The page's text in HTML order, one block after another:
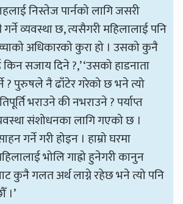
निस्तेज पार्नको लागि जसरी
व्यवस्था छ, त्यसैगरी महिलालाई पनि
अधिकारको कुरा हो । उसको कुनै
सजाय दिने ?,’ ‘उसको हाडनाता
? पुरुषले नै ढाँटेर गरेको छ भने त्यो
भराउने की नभराउने ? पर्याप्त
संशोधनका लागि गएको छ ।
गर्ने गरी होइन । हाम्रो घरमा
भोलि गाह्रो हुनेगरी कानुन
कुनै गलत अर्थ लाग्ने रहेछ भने त्यो पनि
।’